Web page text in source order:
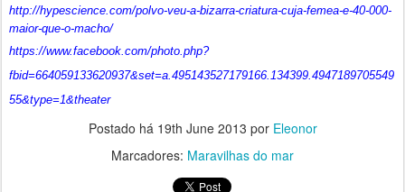
http://hypescience.com/polvo-veu-a-bizarra-criatura-cuja-femea-e-40-000-
maior-que-o-macho/
https://www.facebook.com/photo.php?
fbid=664059133620937&set=a.495143527179166.134399.4947189705549
55&type=1&theater
Postado há 19th June 2013 por Eleonor
Marcadores: Maravilhas do mar